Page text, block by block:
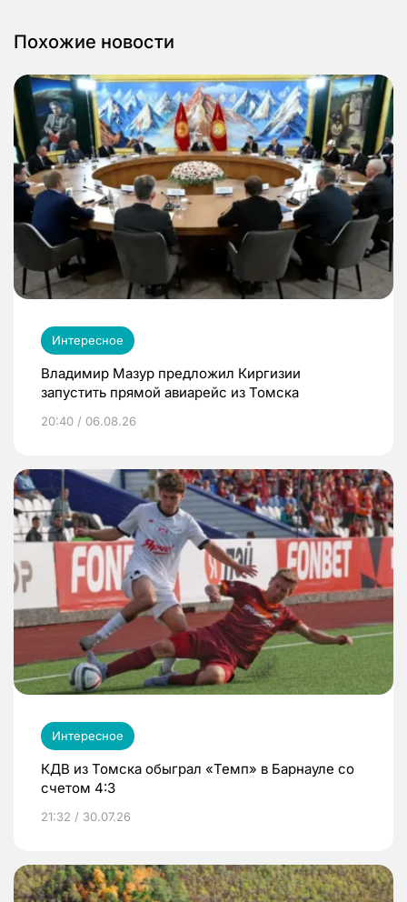
Похожие новости
Интересное
Владимир Мазур предложил Киргизии
запустить прямой авиарейс из Томска
20:40 / 06.08.26
Интересное
КДВ из Томска обыграл «Темп» в Барнауле со
счетом 4:3
21:32 / 30.07.26